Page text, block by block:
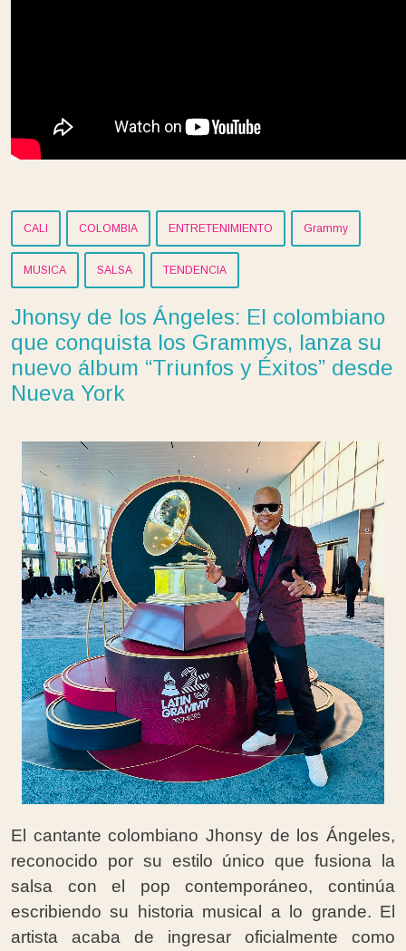
CALI COLOMBIA ENTRETENIMIENTO Grammy
MUSICA SALSA TENDENCIA
Jhonsy de los Ángeles: El colombiano
que conquista los Grammys, lanza su
nuevo álbum “Triunfos y Éxitos” desde
Nueva York
El cantante colombiano Jhonsy de los Ángeles,
reconocido por su estilo único que fusiona la
salsa con el pop contemporáneo, continúa
escribiendo su historia musical a lo grande. El
artista acaba de ingresar oficialmente como